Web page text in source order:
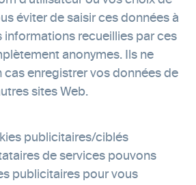
éviter de saisir ces données à
informations recueillies par ces
anonymes. Ils ne
cas enregistrer vos données de
sites Web.
publicitaires/ciblés
de services pouvons
publicitaires pour vous